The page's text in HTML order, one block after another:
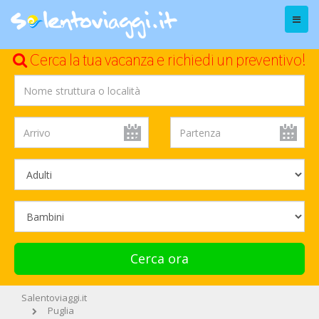
Menu
Cerca la tua vacanza e richiedi un preventivo!
Cerca ora
Salentoviaggi.it
Puglia